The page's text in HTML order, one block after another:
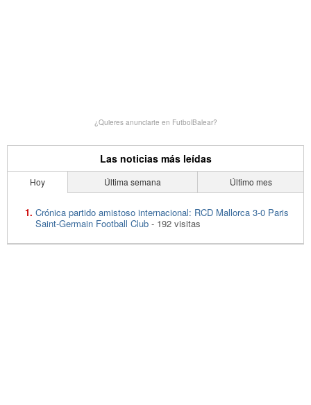
¿Quieres anunciarte en FutbolBalear?
Las noticias más leídas
Hoy Última semana Último mes
Crónica partido amistoso internacional: RCD Mallorca 3-0 Paris
Saint-Germain Football Club - 192 visitas